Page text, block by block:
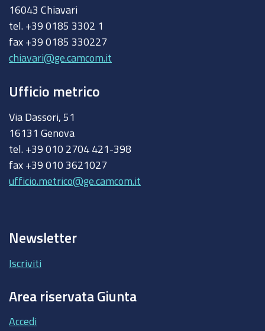
16043 Chiavari
tel. +39 0185 3302 1
fax +39 0185 330227
chiavari@ge.camcom.it
Ufficio metrico
Via Dassori, 51
16131 Genova
tel. +39 010 2704 421-398
fax +39 010 3621027
ufficio.metrico@ge.camcom.it
Newsletter
Iscriviti
Area riservata Giunta
Accedi